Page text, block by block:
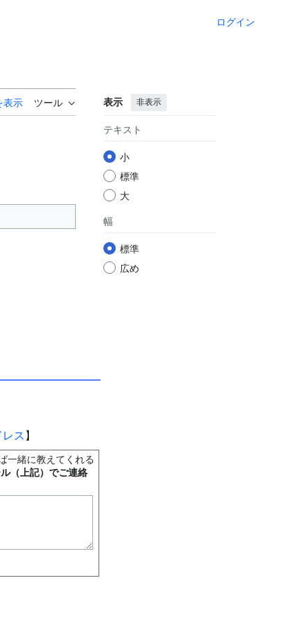
ログイン
表示 ツール 表示 非表示
テキスト
小
標準
大
幅
標準
広め
レス 】
一緒に教えてくれる
（上記）でご連絡